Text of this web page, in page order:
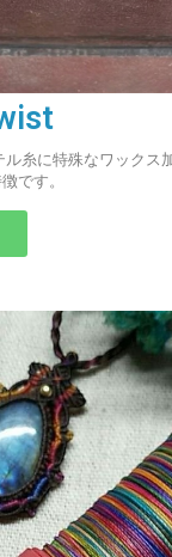
糸に特殊なワックス
です。